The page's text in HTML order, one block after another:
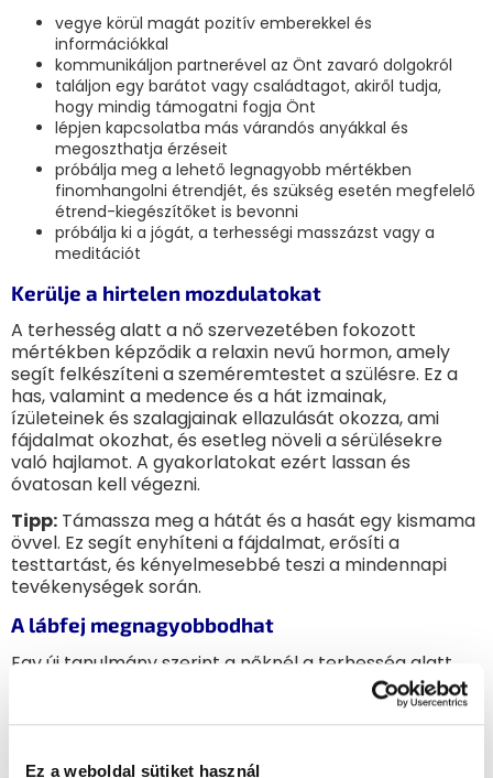
Ez a weboldal sütiket használ
vegye körül magát pozitív emberekkel és
információkkal
kommunikáljon partnerével az Önt zavaró dolgokról
találjon egy barátot vagy családtagot, akiről tudja,
hogy mindig támogatni fogja Önt
lépjen kapcsolatba más várandós anyákkal és
megoszthatja érzéseit
próbálja meg a lehető legnagyobb mértékben
finomhangolni étrendjét, és szükség esetén megfelelő
étrend-kiegészítőket is bevonni
próbálja ki a jógát, a terhességi masszázst vagy a
meditációt
Kerülje a hirtelen mozdulatokat
A terhesség alatt a nő szervezetében fokozott
mértékben képződik a relaxin nevű hormon, amely
segít felkészíteni a szeméremtestet a szülésre. Ez a
has, valamint a medence és a hát izmainak,
ízületeinek és szalagjainak ellazulását okozza, ami
fájdalmat okozhat, és esetleg növeli a sérülésekre
való hajlamot. A gyakorlatokat ezért lassan és
óvatosan kell végezni.
Tipp: Támassza meg a hátát és a hasát egy kismama
övvel. Ez segít enyhíteni a fájdalmat, erősíti a
testtartást, és kényelmesebbé teszi a mindennapi
tevékenységek során.
A lábfej megnagyobbodhat
Egy új tanulmány szerint a nőknél a terhesség alatt
megnagyobbodhat a lábfej, amit a nő terhesség alatt
megnövekedett súlya okoz. Ez azért van, mert a
hosszan tartó súlyviselés nagyobb nyomást gyakorol
valószínűleg tartós lesz. Sok nő ebben az időszakban a